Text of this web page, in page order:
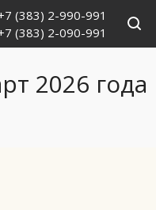
(383) 2-990-991
(383) 2-090-991
2026 года